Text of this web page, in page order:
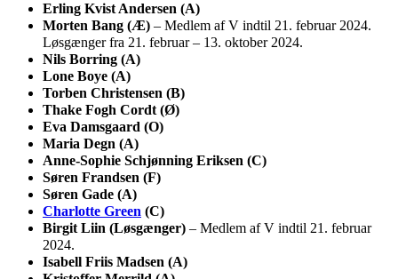
Erling Kvist Andersen (A)
Morten Bang (Æ) – Medlem af V indtil 21. februar 2024.
Løsgænger fra 21. februar – 13. oktober 2024.
Nils Borring (A)
Lone Boye (A)
Torben Christensen (B)
Thake Fogh Cordt (Ø)
Eva Damsgaard (O)
Maria Degn (A)
Anne-Sophie Schjønning Eriksen (C)
Søren Frandsen (F)
Søren Gade (A)
Charlotte Green (C)
Birgit Liin (Løsgænger) – Medlem af V indtil 21. februar
2024.
Isabell Friis Madsen (A)